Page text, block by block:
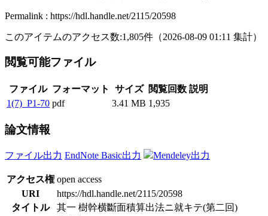
Permalink : https://hdl.handle.net/2115/20598
このアイテムのアクセス数:1,805件 （2026-08-09 01:11 集計）
閲覧可能ファイル
ファイル フォーマット サイズ 閲覧回数 説明
1(7)_P1-70 pdf 3.41 MB 1,935
論文情報
ファイル出力 EndNote Basic出力 Mendeley出力
アクセス権 open access
URI
https://hdl.handle.net/2115/20598
タイトル
其一 樹幹横斷面積算出法ニ就キテ(第二回)